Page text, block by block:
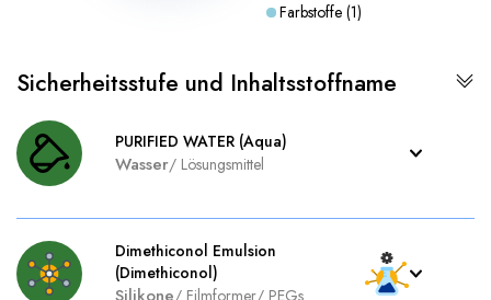
Farbstoffe(1)
Sicherheitsstufe und Inhaltsstoffname
PURIFIED WATER (Aqua)
Wasser/ Lösungsmittel
Dimethiconol Emulsion
(Dimethiconol)
/ Filmformer/ PEGs